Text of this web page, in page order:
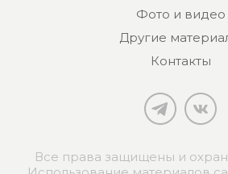
Фото и видео
Другие
Контакты
Все права защищены и